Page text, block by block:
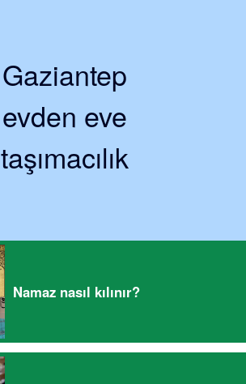
Gaziantep
evden eve
taşımacılık
Namaz nasıl kılınır?